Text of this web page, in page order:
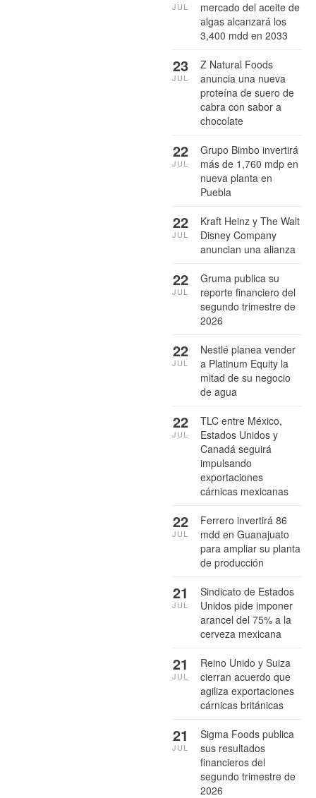
mercado del aceite de
algas alcanzará los
3,400 mdd en 2033
JUL
Z Natural Foods
anuncia una nueva
proteína de suero de
cabra con sabor a
chocolate
23
JUL
Grupo Bimbo invertirá
más de 1,760 mdp en
nueva planta en
Puebla
22
JUL
Kraft Heinz y The Walt
Disney Company
anuncian una alianza
22
JUL
Gruma publica su
reporte financiero del
segundo trimestre de
2026
22
JUL
Nestlé planea vender
a Platinum Equity la
mitad de su negocio
de agua
22
JUL
TLC entre México,
Estados Unidos y
Canadá seguirá
impulsando
exportaciones
cárnicas mexicanas
22
JUL
Ferrero invertirá 86
mdd en Guanajuato
para ampliar su planta
de producción
22
JUL
Sindicato de Estados
Unidos pide imponer
arancel del 75% a la
cerveza mexicana
21
JUL
Reino Unido y Suiza
cierran acuerdo que
agiliza exportaciones
cárnicas británicas
21
JUL
Sigma Foods publica
sus resultados
financieros del
segundo trimestre de
2026
21
JUL